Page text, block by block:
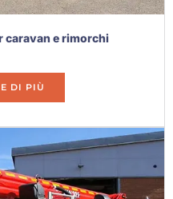
caravan e rimorchi
DI PIÙ